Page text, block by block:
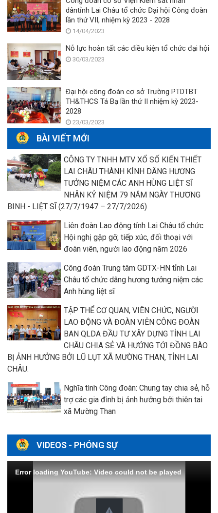
dântỉnh Lai Châu tổ chức Đại hội Công đoàn
lần thứ VII, nhiệm kỳ 2023 - 2028
14/04/2023
Nỗ lực hoàn tất các điều kiện tổ chức đại hội
30/03/2023
Đại hội công đoàn cơ sở Trường PTDTBT
TH&THCS Tá Bạ lần thứ II nhiệm kỳ 2023-
2028
23/03/2023
BÀI VIẾT MỚI
CÔNG TY TNHH MTV XỔ SỐ KIẾN THIẾT
LAI CHÂU THÀNH KÍNH DÂNG HƯƠNG
TƯỞNG NIỆM CÁC ANH HÙNG LIỆT SĨ
NHÂN KỶ NIỆM 79 NĂM NGÀY THƯƠNG
BINH - LIỆT SĨ (27/7/1947 – 27/7/2026)
Liên đoàn Lao động tỉnh Lai Châu tổ chức
Hội nghị gặp gỡ, tiếp xúc, đối thoại với
đoàn viên, người lao động năm 2026
Công đoàn Trung tâm GDTX-HN tỉnh Lai
Châu tổ chức dâng hương tưởng niệm các
Anh hùng liệt sĩ
TẬP THỂ CƠ QUAN, VIÊN CHỨC, NGƯỜI
LAO ĐỘNG VÀ ĐOÀN VIÊN CÔNG ĐOÀN
BAN QLDA ĐẦU TƯ XÂY DỰNG TỈNH LAI
CHÂU CHIA SẺ VÀ HƯỚNG TỚI ĐỒNG BÀO
BỊ ẢNH HƯỞNG BỞI LŨ LỤT XÃ MƯỜNG THAN, TỈNH LAI
CHÂU.
Nghĩa tình Công đoàn: Chung tay chia sẻ, hỗ
trợ các gia đình bị ảnh hưởng bởi thiên tai
xã Mường Than
VIDEOS - PHÓNG SỰ
Error loading YouTube: Video could not be played